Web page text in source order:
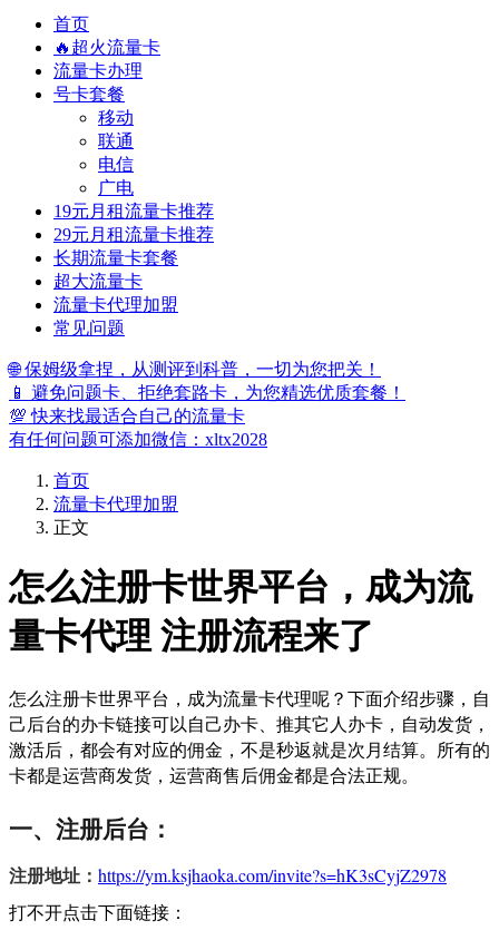
首页
🔥超火流量卡
流量卡办理
号卡套餐
移动
联通
电信
广电
19元月租流量卡推荐
29元月租流量卡推荐
长期流量卡套餐
超大流量卡
流量卡代理加盟
常见问题
🌐 保姆级拿捏，从测评到科普，一切为您把关！
📱 避免问题卡、拒绝套路卡，为您精选优质套餐！
💯 快来找最适合自己的流量卡
有任何问题可添加微信：xltx2028
首页
流量卡代理加盟
正文
怎么注册卡世界平台，成为流
量卡代理 注册流程来了
怎么注册卡世界平台，成为流量卡代理呢？下面介绍步骤，自
己后台的办卡链接可以自己办卡、推其它人办卡，自动发货，
激活后，都会有对应的佣金，不是秒返就是次月结算。所有的
卡都是运营商发货，运营商售后佣金都是合法正规。
一、注册后台：
注册地址： https://ym.ksjhaoka.com/invite?s=hK3sCyjZ2978
打不开点击下面链接：